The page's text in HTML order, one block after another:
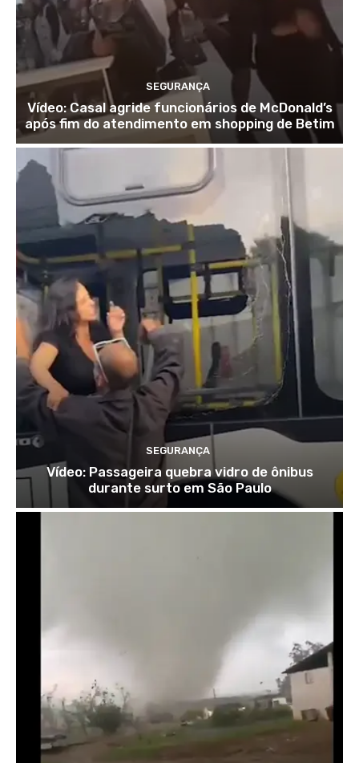
SEGURANÇA
Vídeo: Casal agride funcionários de McDonald’s
após fim do atendimento em shopping de Betim
SEGURANÇA
Vídeo: Passageira quebra vidro de ônibus
durante surto em São Paulo